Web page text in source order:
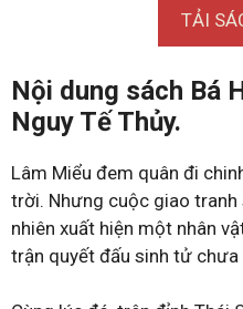
TẢI
Nội dung sách Bá
Nguy Tế Thủy.
Lâm Miểu đem quân đi
trời. Nhưng cuộc giao
nhiên xuất hiện một nhân
trận quyết đấu sinh tử